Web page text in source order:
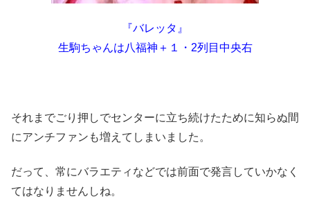
『バレッタ』
生駒ちゃんは八福神＋１・2列目中央右
それまでごり押しでセンターに立ち続けたために知らぬ間
にアンチファンも増えてしまいました。
だって、常にバラエティなどでは前面で発言していかなく
てはなりませんしね。